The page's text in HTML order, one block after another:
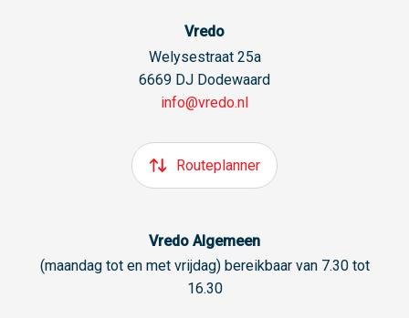
Vredo
Welysestraat 25a
6669 DJ Dodewaard
info@vredo.nl
Routeplanner
Vredo Algemeen
(maandag tot en met vrijdag) bereikbaar van 7.30 tot
16.30